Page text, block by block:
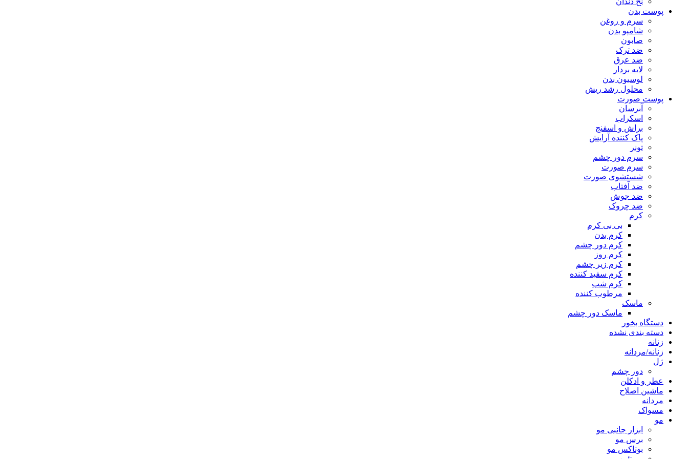
پوست بدن
سرم و روغن
شامپو بدن
صابون
ضد ترک
ضد عرق
لایه بردار
لوسیون بدن
محلول رشد ریش
پوست صورت
آبرسان
اسکراب
براش و اسفنج
پاک کننده آرایش
تونر
سرم دور چشم
سرم صورت
شستشوی صورت
ضد آفتاب
ضد جوش
ضد چروک
کرم
بی بی کرم
کرم بدن
کرم دور چشم
کرم روز
کرم زیر چشم
کرم سفید کننده
کرم شب
مرطوب کننده
ماسک
ماسک دور چشم
دستگاه بخور
دسته بندی نشده
زنانه
زنانه/مردانه
ژل
دور چشم
عطر و ادکلن
ماشین اصلاح
مردانه
مسواک
مو
ابزار جانبی مو
برس مو
بوتاکس مو